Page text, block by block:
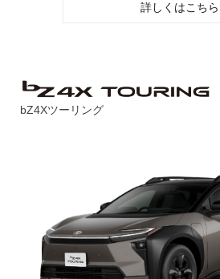
詳しくはこちら
bZ4Xツーリング